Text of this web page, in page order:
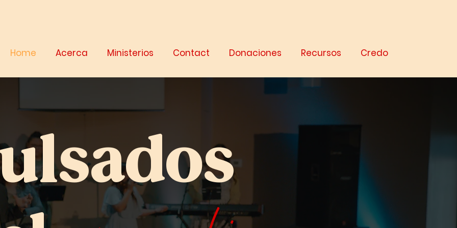
Home Acerca Ministerios Contact Donaciones Recursos Credo